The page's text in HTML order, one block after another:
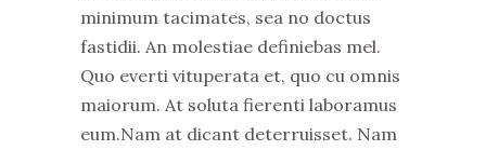
minimum tacimates, sea no doctus
fastidii. An molestiae definiebas mel.
Quo everti vituperata et, quo cu omnis
maiorum. At soluta fierenti laboramus
eum.Nam at dicant deterruisset. Nam